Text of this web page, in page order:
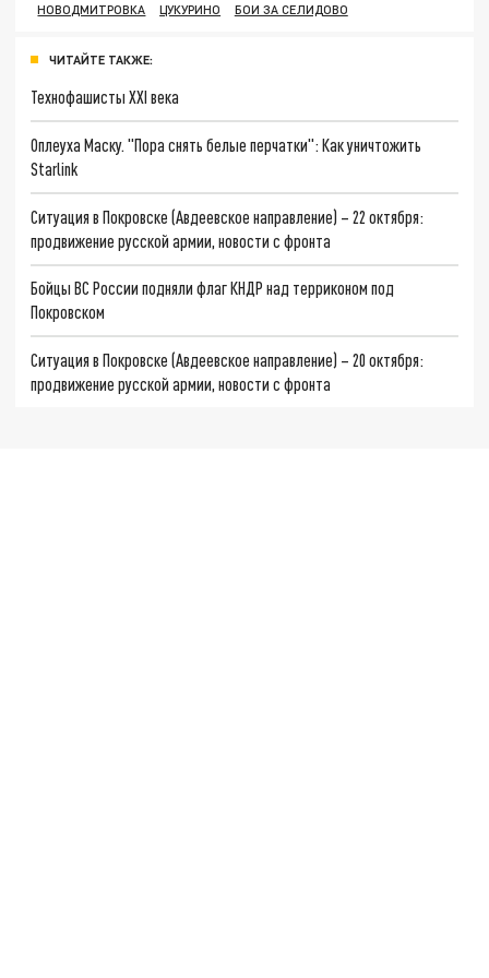
НОВОДМИТРОВКА ЦУКУРИНО БОИ ЗА СЕЛИДОВО
ЧИТАЙТЕ ТАКЖЕ:
Технофашисты XXI века
Оплеуха Маску. "Пора снять белые перчатки": Как уничтожить
Starlink
Ситуация в Покровске (Авдеевское направление) – 22 октября:
продвижение русской армии, новости с фронта
Бойцы ВС России подняли флаг КНДР над терриконом под
Покровском
Ситуация в Покровске (Авдеевское направление) – 20 октября:
продвижение русской армии, новости с фронта